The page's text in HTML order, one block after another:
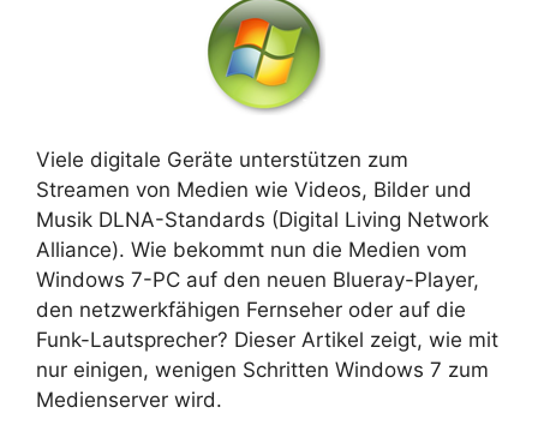
Viele digitale Geräte unterstützen zum
Streamen von Medien wie Videos, Bilder und
Musik DLNA-Standards (Digital Living Network
Alliance). Wie bekommt nun die Medien vom
Windows 7-PC auf den neuen Blueray-Player,
den netzwerkfähigen Fernseher oder auf die
Funk-Lautsprecher? Dieser Artikel zeigt, wie mit
nur einigen, wenigen Schritten Windows 7 zum
Medienserver wird.